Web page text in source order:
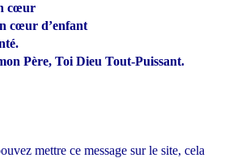
cœur
cœur d’enfant
Père, Toi Dieu Tout-Puissant.
mettre ce message sur le site, cela